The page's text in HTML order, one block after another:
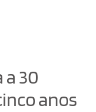
a 30
anos